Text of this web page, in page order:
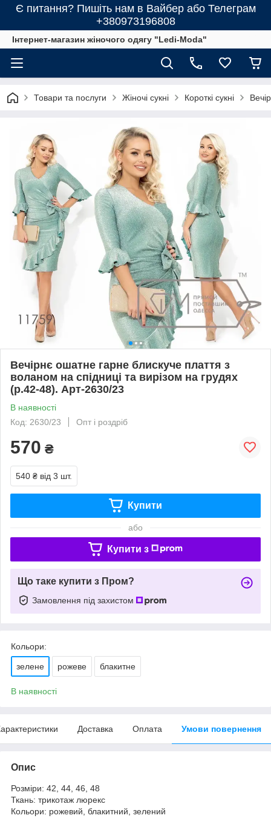
Є питання? Пишіть нам в Вайбер або Телеграм
+380973196808
Інтернет-магазин жіночого одягу "Ledi-Moda"
Товари та послуги Жіночі сукні Короткі сукні
Вечірнє ошатне гарне блискуче плаття з
воланом на спідниці та вирізом на грудях
(р.42-48). Арт-2630/23
В наявності
Код: 2630/23
Опт і роздріб
570 ₴
540 ₴ від 3 шт.
Купити
або
Купити з
Що таке купити з Пром?
Замовлення під захистом
Кольори:
зелене рожеве блакитне
В наявності
Доставка Оплата Умови повернення
Опис
Розміри: 42, 44, 46, 48
Ткань: трикотаж люрекс
Кольори: рожевий, блакитний, зелений